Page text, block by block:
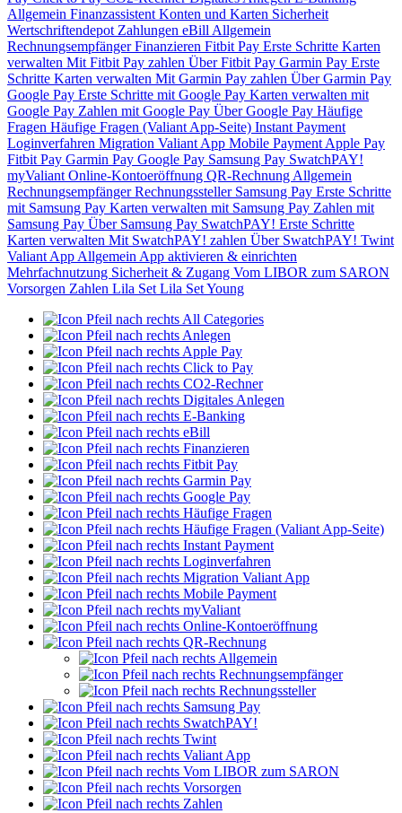
Allgemein Finanzassistent Konten und Karten Sicherheit
Wertschriftendepot Zahlungen eBill Allgemein
RechnungsempfängerFinanzieren Fitbit Pay Erste Schritte Karten
verwalten Mit Fitbit Pay zahlen Über Fitbit Pay Garmin Pay Erste
Schritte Karten verwalten Mit Garmin Pay zahlen Über Garmin Pay
Google Pay Erste Schritte mit Google Pay Karten verwalten mit
Google Pay Zahlen mit Google Pay Über Google Pay Häufige
Fragen Häufige Fragen (Valiant App-Seite) Instant Payment
Loginverfahren Migration Valiant App Mobile Payment Apple Pay
Fitbit Pay Garmin Pay Google Pay Samsung Pay SwatchPAY!
myValiant Online-Kontoeröffnung QR-Rechnung Allgemein
RechnungsempfängerRechnungssteller Samsung Pay Erste Schritte
mit Samsung Pay Karten verwalten mit Samsung Pay Zahlen mit
Samsung Pay Über Samsung Pay SwatchPAY! Erste Schritte
Karten verwalten Mit SwatchPAY! zahlen Über SwatchPAY! Twint
Valiant App Allgemein App aktivieren & einrichten
Mehrfachnutzung Sicherheit & Zugang Vom LIBOR zum SARON
Vorsorgen Zahlen Lila Set Lila Set Young
All Categories
Anlegen
Apple Pay
Click to Pay
CO2-Rechner
Digitales Anlegen
E-Banking
eBill
Finanzieren
Fitbit Pay
Garmin Pay
Google Pay
Häufige Fragen
Häufige Fragen (Valiant App-Seite)
Instant Payment
Loginverfahren
Migration Valiant App
Mobile Payment
myValiant
Online-Kontoeröffnung
QR-Rechnung
Allgemein
Rechnungsempfänger
Rechnungssteller
Samsung Pay
SwatchPAY!
Twint
Valiant App
Vom LIBOR zum SARON
Vorsorgen
Zahlen